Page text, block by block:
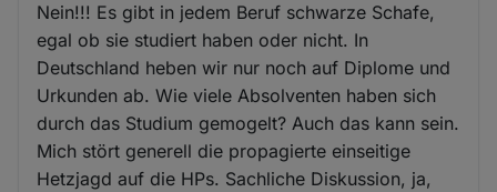
Nein!!! Es gibt in jedem Beruf schwarze Schafe,
egal ob sie studiert haben oder nicht. In
Deutschland heben wir nur noch auf Diplome und
Urkunden ab. Wie viele Absolventen haben sich
durch das Studium gemogelt? Auch das kann sein.
Mich stört generell die propagierte einseitige
Hetzjagd auf die HPs. Sachliche Diskussion, ja,